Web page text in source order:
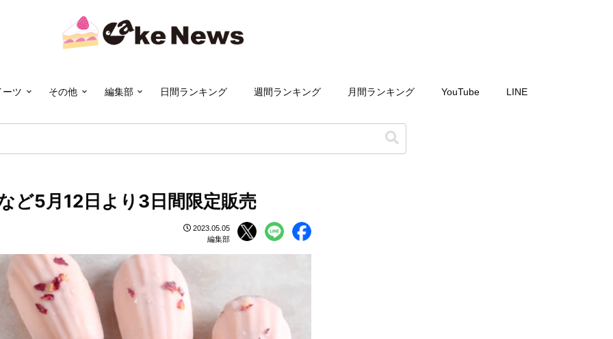
ーツ その他 編集部 日間ランキング 週間ランキング 月間ランキング YouTube LINE
ど5月12日より3日間限定販売
2023.05.05
編集部